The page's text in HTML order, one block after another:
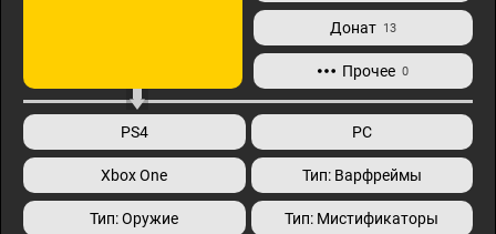
Донат 13
Прочее 0
PS4 PC
Xbox One Тип: Варфреймы
Тип: Оружие Тип: Мистификаторы